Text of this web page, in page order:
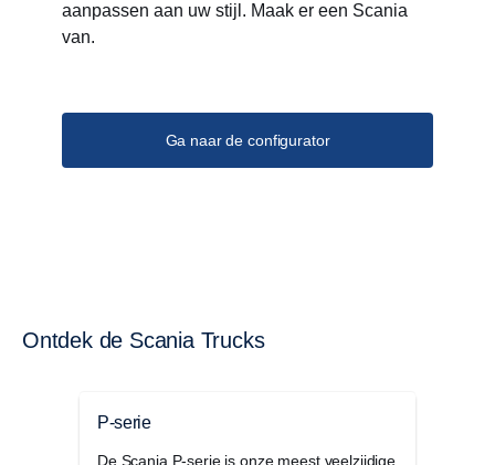
aanpassen aan uw stijl. Maak er een Scania
van.
Ga naar de configurator
Ontdek de Scania Trucks
P-serie
De Scania P-serie is onze meest veelzijdige